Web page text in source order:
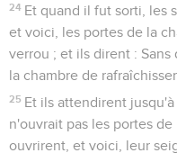
24 Et quand il fut sorti, les
et voici, les portes de la
verrou ; et ils dirent :
la chambre de
25 Et ils attendirent
n'ouvrait pas les portes
ouvrirent, et voici, leur